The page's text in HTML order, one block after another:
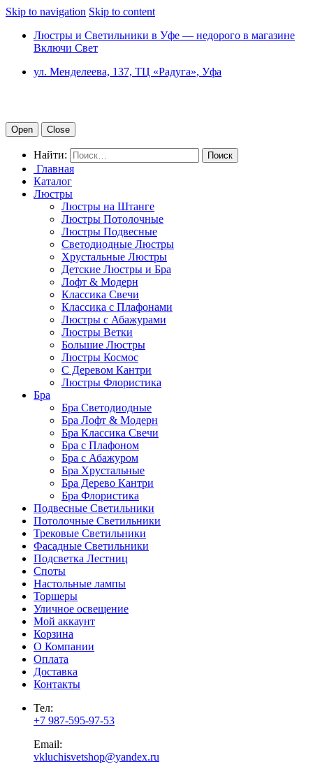
Skip to navigation Skip to content
Люстры и Светильники в Уфе — недорого в магазине
Включи Свет
ул. Менделеева, 137, ТЦ «Радуга», Уфа
Open Close
Найти:
Главная
Каталог
Люстры
Люстры на Штанге
Люстры Потолочные
Люстры Подвесные
Светодиодные Люстры
Хрустальные Люстры
Детские Люстры и Бра
Лофт & Модерн
Классика Свечи
Классика с Плафонами
Люстры с Абажурами
Люстры Ветки
Большие Люстры
Люстры Космос
С Деревом Кантри
Люстры Флористика
Бра
Бра Светодиодные
Бра Лофт & Модерн
Бра Классика Свечи
Бра с Плафоном
Бра с Абажуром
Бра Хрустальные
Бра Дерево Кантри
Бра Флористика
Подвесные Светильники
Потолочные Светильники
Трековые Светильники
Фасадные Светильники
Подсветка Лестниц
Споты
Настольные лампы
Торшеры
Уличное освещение
Мой аккаунт
Корзина
О Компании
Оплата
Доставка
Контакты
Тел:
+7 987-595-97-53
Email:
vkluchisvetshop@yandex.ru